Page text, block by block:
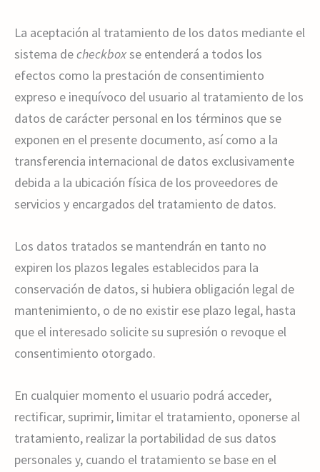
La aceptación al tratamiento de los datos mediante el
sistema decheckboxse entenderá a todos los
efectos como la prestación de consentimiento
expreso e inequívoco del usuario al tratamiento de los
datos de carácter personal en los términos que se
exponen en el presente documento, así como a la
transferencia internacional de datos exclusivamente
debida a la ubicación física de los proveedores de
servicios y encargados del tratamiento de datos.
Los datos tratados se mantendrán en tanto no
expiren los plazos legales establecidos para la
conservación de datos, si hubiera obligación legal de
mantenimiento, o de no existir ese plazo legal, hasta
que el interesado solicite su supresión o revoque el
consentimiento otorgado.
En cualquier momento el usuario podrá acceder,
rectificar, suprimir, limitar el tratamiento, oponerse al
tratamiento, realizar la portabilidad de sus datos
personales y, cuando el tratamiento se base en el